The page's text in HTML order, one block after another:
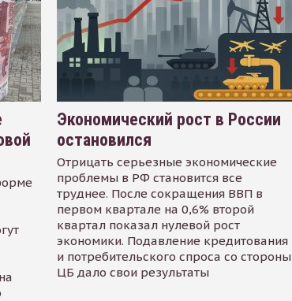
Экономический рост в России
остановился
Отрицать серьезные экономические
проблемы в РФ становится все
труднее. После сокращения ВВП в
первом квартале на 0,6% второй
квартал показал нулевой рост
экономики. Подавление кредитования
и потребительского спроса со стороны
ЦБ дало свои результаты